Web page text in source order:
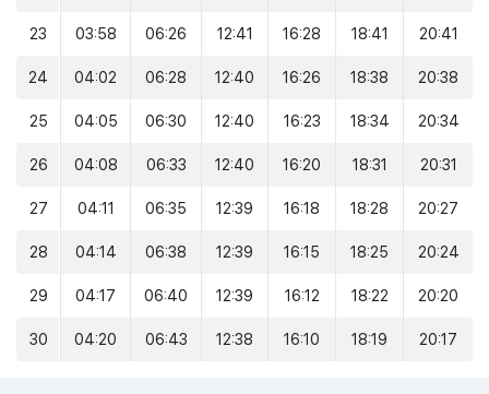
23 03:58 06:26 12:41 16:28 18:41 20:41
24 04:02 06:28 12:40 16:26 18:38 20:38
25 04:05 06:30 12:40 16:23 18:34 20:34
26 04:08 06:33 12:40 16:20 18:31 20:31
27 04:11 06:35 12:39 16:18 18:28 20:27
28 04:14 06:38 12:39 16:15 18:25 20:24
29 04:17 06:40 12:39 16:12 18:22 20:20
30 04:20 06:43 12:38 16:10 18:19 20:17